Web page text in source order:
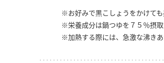
※お好みで黒こしょうをかけても
※栄養成分は鍋つゆを７５％摂取
※加熱する際には、急激な沸き